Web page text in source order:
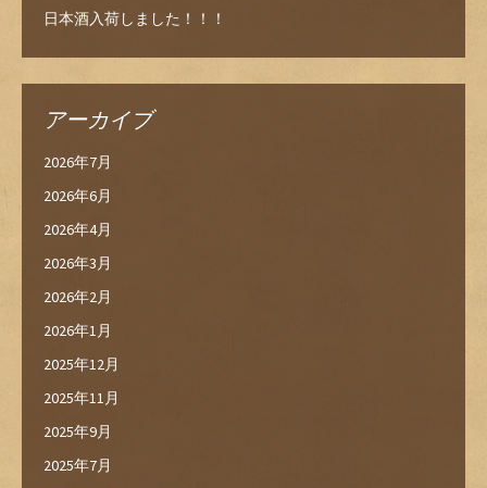
日本酒入荷しました！！！
アーカイブ
2026年7月
2026年6月
2026年4月
2026年3月
2026年2月
2026年1月
2025年12月
2025年11月
2025年9月
2025年7月